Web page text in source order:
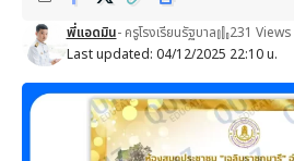
Last updated: 04/12/2025 22:10 น.
พี่แอดมิน- ครูโรงเรียนรัฐบาล 231 Views